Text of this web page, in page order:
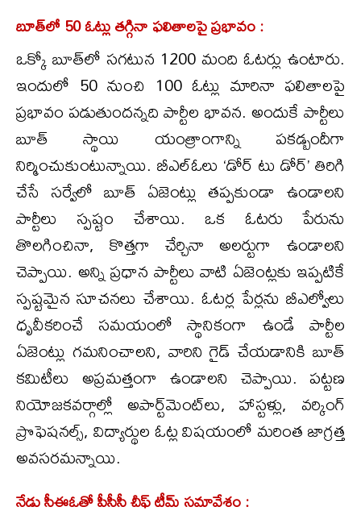
బూత్‌లో 50 ఓట్లు తగ్గినా ఫలితాలపై ప్రభావం :
ఒక్కో బూత్‌లో సగటున 1200 మంది ఓటర్లు ఉంటారు.
ఇందులో 50 నుంచి 100 ఓట్లు మారినా ఫలితాలపై
ప్రభావం పడుతుందన్నది పార్టీల భావన. అందుకే పార్టీలు
బూత్ స్థాయి యంత్రాంగాన్ని పకడ్బందీగా
నిర్మించుకుంటున్నాయి. బీఎల్ఓలు ‘డోర్ టు డోర్’ తిరిగి
చేసే సర్వేలో బూత్ ఏజెంట్లు తప్పకుండా ఉండాలని
పార్టీలు స్పష్టం చేశాయి. ఒక ఓటరు పేరును
తొలగించినా, కొత్తగా చేర్చినా అలర్టుగా ఉండాలని
చెప్పాయి. అన్ని ప్రధాన పార్టీలు వాటి ఏజెంట్లకు ఇప్పటికే
స్పష్టమైన సూచనలు చేశాయి. ఓటర్ల పేర్లను బీఎల్వోలు
ధృవీకరించే సమయంలో స్థానికంగా ఉండే పార్టీల
ఏజెంట్లు గమనించాలని, వారిని గైడ్ చేయడానికి బూత్
కమిటీలు అప్రమత్తంగా ఉండాలని చెప్పాయి. పట్టణ
నియోజకవర్గాల్లో అపార్ట్‌మెంట్‌లు, హాస్టళ్లు, వర్కింగ్
ప్రొఫెషనల్స్‌, విద్యార్థుల ఓట్ల విషయంలో మరింత జాగ్రత్త
అవసరమన్నాయి.
నేడు సీఈఓతో పీసీసీ చీఫ్ టీమ్ సమావేశం :